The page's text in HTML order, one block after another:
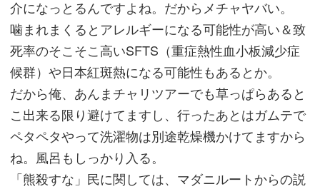
介になっとるんですよね。だからメチャヤバい。
噛まれまくるとアレルギーになる可能性が高い＆致
死率のそこそこ高いSFTS（重症熱性血小板減少症
候群）や日本紅斑熱になる可能性もあるとか。
だから俺、あんまチャリツアーでも草っぱらあると
こ出来る限り避けてますし、行ったあとはガムテで
ペタペタやって洗濯物は別途乾燥機かけてますから
ね。風呂もしっかり入る。
「熊殺すな」民に関しては、マダニルートからの説